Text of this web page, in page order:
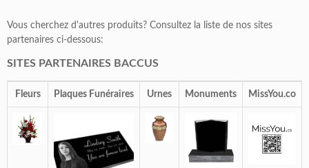
Vous cherchez d'autres produits? Consultez la liste de nos sites
partenaires ci-dessous:
SITES PARTENAIRES BACCUS
Fleurs Plaques Funéraires Urnes Monuments MissYou.co